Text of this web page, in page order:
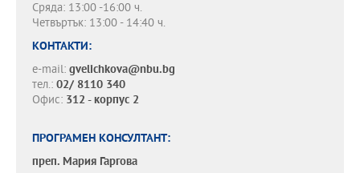
Сряда: 13:00 -16:00 ч.
Четвъртък: 13:00 - 14:40 ч.
КОНТАКТИ:
e-mail: gvelichkova@nbu.bg
тел.: 02/ 8110 340
Офис: 312 - корпус 2
ПРОГРАМЕН КОНСУЛТАНТ:
преп. Мария Гаргова